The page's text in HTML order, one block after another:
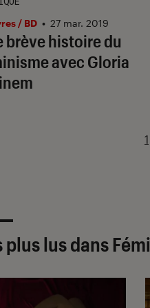
brève histoire du
avec Gloria
/ BD • 27 mar. 2019
1
plus lus dans